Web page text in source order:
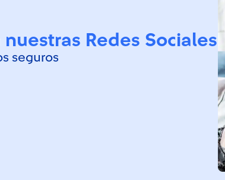
Redes Sociales
seguros